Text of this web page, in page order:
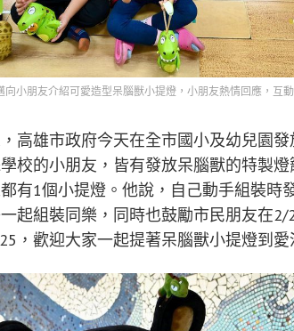
向小朋友介紹可愛造型呆腦獸小提燈，小朋友熱情回應，互
高雄市政府今天在全市國小及幼兒園
校的小朋友，皆有發放呆腦獸的特製燈
有1個小提燈。他說，自己動手組裝時
起組裝同樂，同時也鼓勵市民朋友在2/
，歡迎大家一起提著呆腦獸小提燈到愛